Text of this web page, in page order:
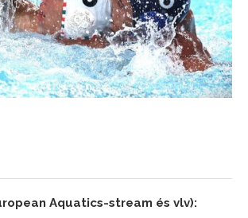
Aquatics-stream és vlv):